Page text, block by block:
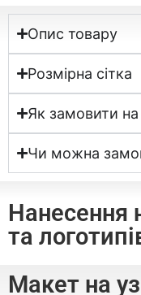
Опис товару
Розмірна сітка
Як замовити
Чи можна
Нанесення
та
Макет на